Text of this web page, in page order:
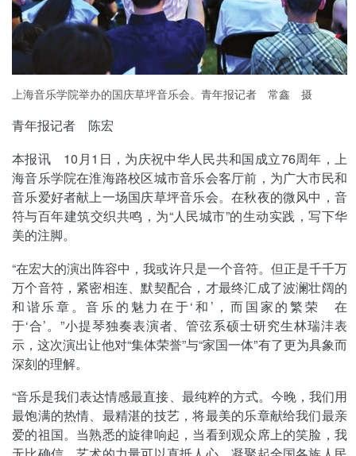
上海音乐学院举办的国庆草坪音乐会。青年报记者 常鑫 摄
青年报记者 陈宏
本报讯 10月1日，为庆祝中华人民共和国成立76周年，上
海音乐学院在淮海路校区城市音乐会客厅前，为广大市民和
音乐爱好者献上一场国庆草坪音乐会。在秋夜的微风中，音
符与百年建筑交织共鸣，为“人民城市”的生动实践，写下华
美的注脚。
“在宏大的演出阵容中，我或许只是一个音符。但正是千千万
万个音符，紧密相连、默契配合，才最终汇成了波澜壮阔的
和谐乐章。音乐的魅力在于‘和’，而国家的繁荣 在
于‘合’。”小提琴独奏表演者、管弦系硕士研究生林瑞沣表
示，这次演出让他对“集体荣誉”与“家国一体”有了更为具象而
深刻的理解。
“音乐是我们表达情感最直接、最纯粹的方式。今晚，我们用
最饱满的热情、最精湛的技艺，将最美的乐章献给我们最亲
爱的祖国。当熟悉的旋律响起，当看到观众席上的笑脸，我